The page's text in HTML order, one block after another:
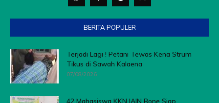
BERITA POPULER
Terjadi Lagi ! Petani Tewas Kena Strum
Tikus di Sawah Kalaena
07/08/2026
42 Mahasiswa KKN IAIN Bone Siap